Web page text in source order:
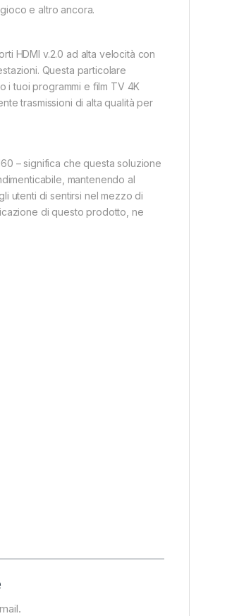
e altro ancora.
HDMI v.2.0 ad alta velocità con
Questa particolare
i tuoi programmi e film TV 4K
trasmissioni di alta qualità per
– significa che questa soluzione
mantenendo al
utenti di sentirsi nel mezzo di
di questo prodotto, ne